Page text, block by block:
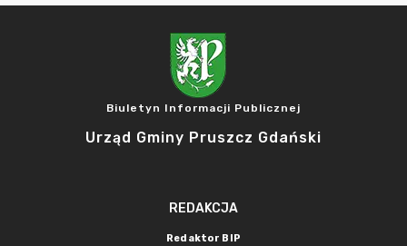
Biuletyn Informacji Publicznej
Urząd Gminy Pruszcz Gdański
REDAKCJA
Redaktor BIP